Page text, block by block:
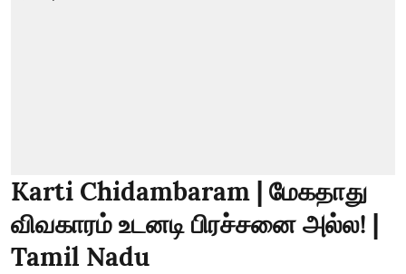
Karti Chidambaram | மேகதாது
விவகாரம் உடனடி பிரச்சனை அல்ல! |
Tamil Nadu